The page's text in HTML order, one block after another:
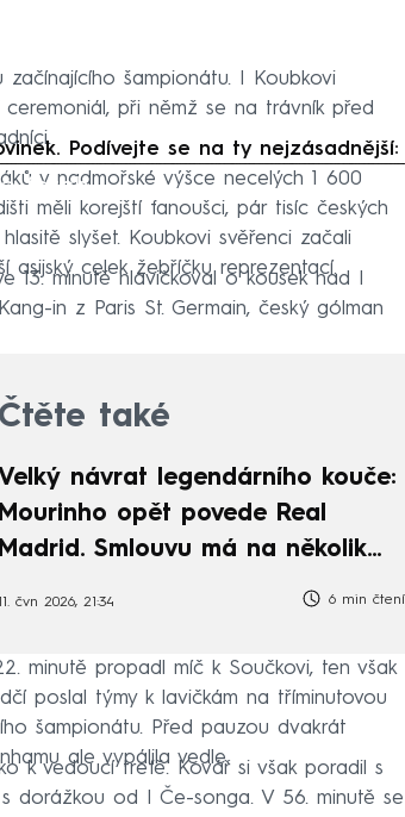
šampionátu. I Koubkovi
při němž se na trávník před
Podívejte se na ty nejzásadnější:
fetch
v nadmořské výšce necelých 1 600
měli korejští fanoušci, pár tisíc českých
slyšet. Koubkovi svěřenci začali
asijský celek žebříčku reprezentací.
minutě hlavičkoval o kousek nad I
in z Paris St. Germain, český gólman
Čtěte také
Velký návrat legendárního kouče:
Mourinho opět povede Real
Madrid. Smlouvu má na několik
11. čvn 2026, 21:34 6 min čtení
minutě propadl míč k Součkovi, ten však
poslal týmy k lavičkám na tříminutovou
šampionátu. Před pauzou dvakrát
ale vypálila vedle.
k vedoucí trefě. Kovář si však poradil s
dorážkou od I Če-songa. V 56. minutě se